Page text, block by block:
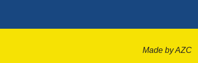
Made by AZC